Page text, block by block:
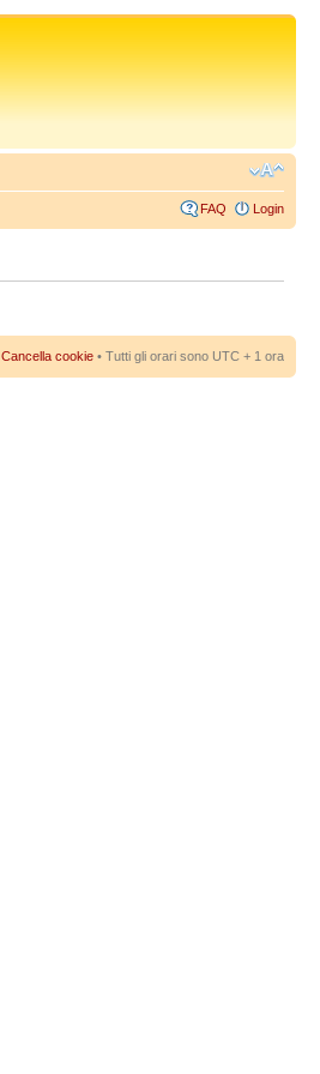
FAQ Login
Cancella cookie • Tutti gli orari sono UTC + 1 ora